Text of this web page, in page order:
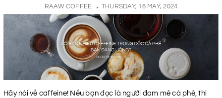
RAAW COFFEE THURSDAY, 16 MAY, 2024
Hãy nói về caffeine! Nếu bạn đọc là người đam mê cà phê, thì